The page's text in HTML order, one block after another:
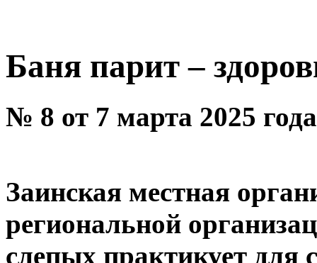
Баня парит –
№ 8 от 7 марта 2025
Заинская местная
региональной
слепых практикует для